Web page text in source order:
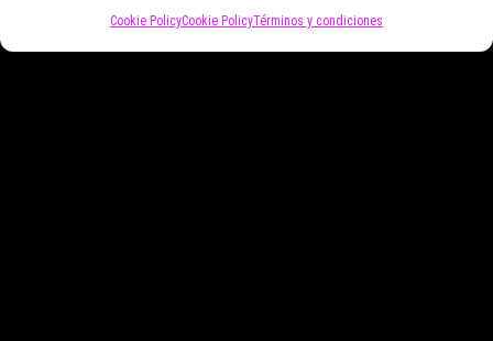
Cookie PolicyCookie PolicyTérminos y condiciones
Funciona gracias aWordPress |Tema:Envo Magazine